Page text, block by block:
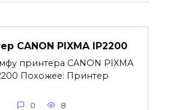
CANON PIXMA IP2200
принтера CANON PIXMA
Похожее: Принтер
0 8